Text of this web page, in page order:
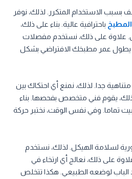
بسبب الاستخدام المتكرر. لذلك، نوفر
باحترافية عالية. بناء على ذلك،
على ذلك، نستخدم مفصلات
يطول عمر مطبخك الافتراضي بشكل
جدا. لذلك، نمنع أي احتكاك بين
يقوم فني متخصص بفحصها. بناء
تماما. وفي نفس الوقت، نختبر حركة
لسلامة الهيكل. لذلك، نستخدم
على ذلك، نعالج أي ارتخاء في
الباب لوضعه الطبيعي. هكذا تتخلص